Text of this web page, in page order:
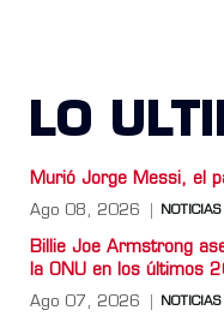
LO
Murió Jorge Messi, el
Ago 08, 2026 NOTICIAS
Billie Joe Armstrong
la ONU en los últimos
Ago 07, 2026 NOTICIAS